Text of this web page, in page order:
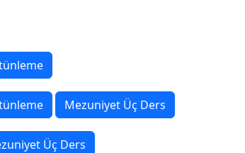
Mezuniyet Üç Ders
Üç Ders